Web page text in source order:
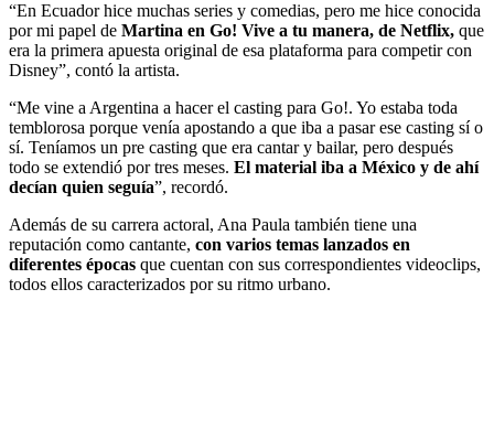
“En Ecuador hice muchas series y comedias, pero me hice conocida
por mi papel de Martina en Go! Vive a tu manera, de Netflix, que
era la primera apuesta original de esa plataforma para competir con
Disney”, contó la artista.
“Me vine a Argentina a hacer el casting para Go!. Yo estaba toda
temblorosa porque venía apostando a que iba a pasar ese casting sí o
sí. Teníamos un pre casting que era cantar y bailar, pero después
todo se extendió por tres meses. El material iba a México y de ahí
decían quien seguía”, recordó.
Además de su carrera actoral, Ana Paula también tiene una
reputación como cantante, con varios temas lanzados en
diferentes épocas que cuentan con sus correspondientes videoclips,
todos ellos caracterizados por su ritmo urbano.